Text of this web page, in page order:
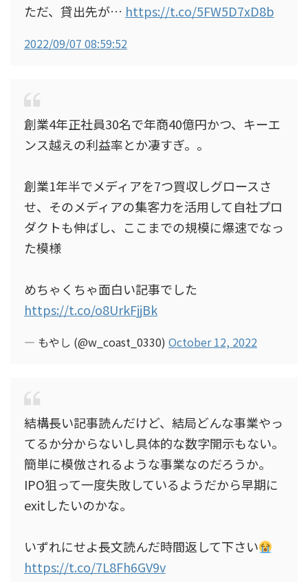
ただ、貸出先が… https://t.co/5FW5D7xD8b
2022/09/07 08:59:52
創業4年正社員30名で年商40億円かつ、キーエ
ンス越えの利益率とか凄すぎ。。
創業1年半でメディアを7つ買収しグロースさ
せ、そのメディアの集客力を活用して自社プロ
ダクトも伸ばし、ここまでの規模に爆速でなっ
た模様
めちゃくちゃ面白い記事でした
https://t.co/o8UrkFjjBk
— もやし (@w_coast_0330) October 12, 2022
結構長い記事読んだけど、結局どんな事業やっ
てるか分からないし具体的な数字開示もない。
簡単に模倣されるような事業なのだろうか。
IPO狙って一度失敗しているようだから早期に
exitしたいのかな。
いずれにせよ長文読んだ時間返して下さい
https://t.co/7L8Fh6GV9v